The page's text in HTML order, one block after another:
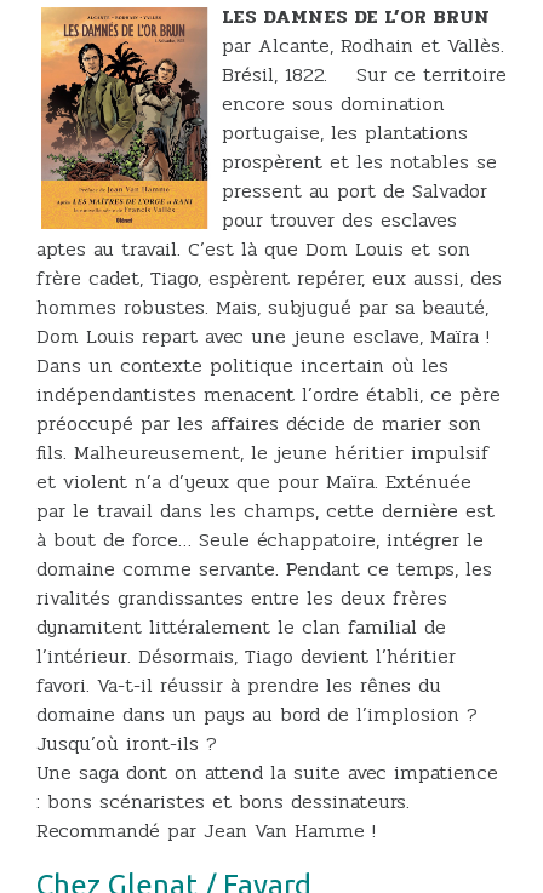
LES DAMNES DE L’OR BRUN
par Alcante, Rodhain et Vallès.
Brésil, 1822. Sur ce territoire
encore sous domination
portugaise, les plantations
prospèrent et les notables se
pressent au port de Salvador
pour trouver des esclaves
aptes au travail. C’est là que Dom Louis et son
frère cadet, Tiago, espèrent repérer, eux aussi, des
hommes robustes. Mais, subjugué par sa beauté,
Dom Louis repart avec une jeune esclave, Maïra !
Dans un contexte politique incertain où les
indépendantistes menacent l’ordre établi, ce père
préoccupé par les affaires décide de marier son
fils. Malheureusement, le jeune héritier impulsif
et violent n’a d’yeux que pour Maïra. Exténuée
par le travail dans les champs, cette dernière est
à bout de force… Seule échappatoire, intégrer le
domaine comme servante. Pendant ce temps, les
rivalités grandissantes entre les deux frères
dynamitent littéralement le clan familial de
l’intérieur. Désormais, Tiago devient l’héritier
favori. Va-t-il réussir à prendre les rênes du
domaine dans un pays au bord de l’implosion ?
Jusqu’où iront-ils ?
Une saga dont on attend la suite avec impatience
: bons scénaristes et bons dessinateurs.
Recommandé par Jean Van Hamme !
Chez Glenat / Fayard